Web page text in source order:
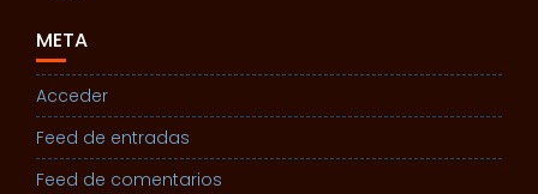
META
Acceder
Feed de entradas
Feed de comentarios